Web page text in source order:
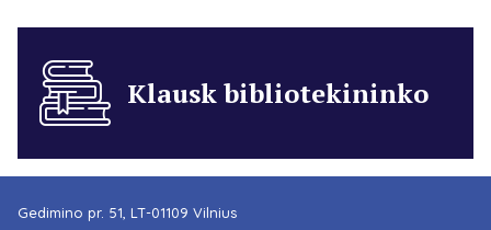
Klausk bibliotekininko
Gedimino pr. 51, LT-01109 Vilnius